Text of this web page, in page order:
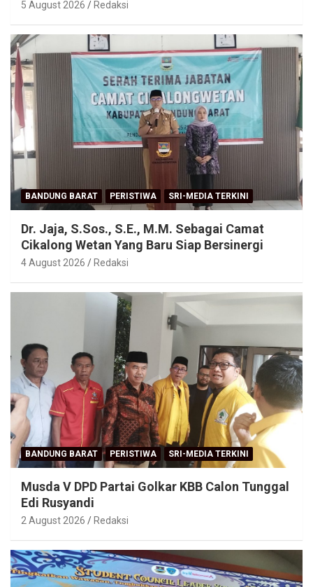
5 August 2026 Redaksi
BANDUNG BARAT PERISTIWA SRI-MEDIA TERKINI
Dr. Jaja, S.Sos., S.E., M.M. Sebagai Camat
Cikalong Wetan Yang Baru Siap Bersinergi
4 August 2026 Redaksi
BANDUNG BARAT PERISTIWA SRI-MEDIA TERKINI
Musda V DPD Partai Golkar KBB Calon Tunggal
Edi Rusyandi
2 August 2026 Redaksi